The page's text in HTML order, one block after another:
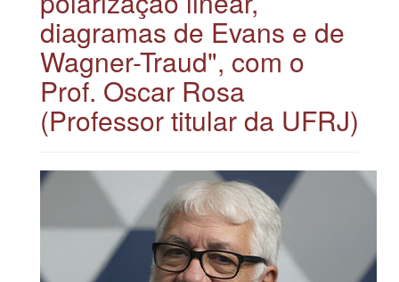
diagramas de Evans e de
Wagner-Traud", com o
Prof. Oscar Rosa
(Professor titular da UFRJ)